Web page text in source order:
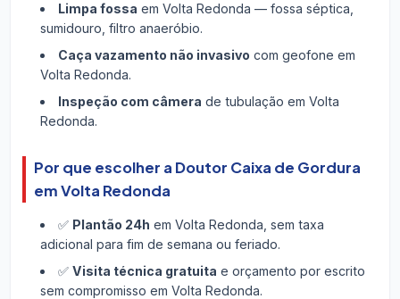
Limpa fossa em Volta Redonda — fossa séptica,
sumidouro, filtro anaeróbio.
Caça vazamento não invasivo com geofone em
Volta Redonda.
Inspeção com câmera de tubulação em Volta
Redonda.
Por que escolher a Doutor Caixa de Gordura
em Volta Redonda
✅ Plantão 24h em Volta Redonda, sem taxa
adicional para fim de semana ou feriado.
✅ Visita técnica gratuita e orçamento por escrito
sem compromisso em Volta Redonda.